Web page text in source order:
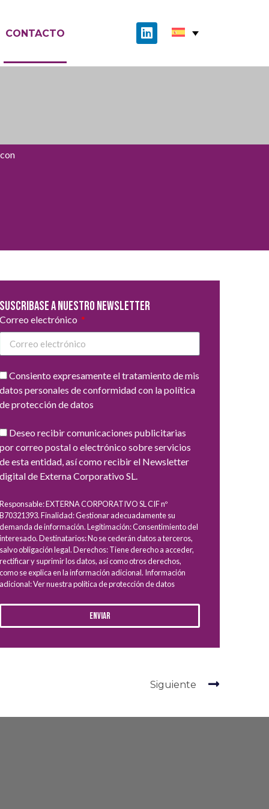
CONTACTO
Suscribase a nuestro newsletter
Correo electrónico
Consiento expresamente el tratamiento de mis
datos personales de conformidad con la política
de protección de datos
Deseo recibir comunicaciones publicitarias
por correo postal o electrónico sobre servicios
de esta entidad, así como recibir el Newsletter
digital de Externa Corporativo SL.
Responsable: EXTERNA CORPORATIVO SL CIF nº
B70321393. Finalidad: Gestionar adecuadamente su
demanda de información. Legitimación: Consentimiento del
interesado. Destinatarios: No se cederán datos a terceros,
salvo obligación legal. Derechos: Tiene derecho a acceder,
rectificar y suprimir los datos, así como otros derechos,
como se explica en la información adicional. Información
adicional: Ver nuestra política de protección de datos
Enviar
Siguiente